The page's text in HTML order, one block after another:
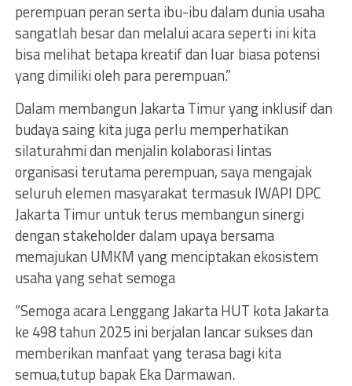
perempuan peran serta ibu-ibu dalam dunia usaha
sangatlah besar dan melalui acara seperti ini kita
bisa melihat betapa kreatif dan luar biasa potensi
yang dimiliki oleh para perempuan.”
Dalam membangun Jakarta Timur yang inklusif dan
budaya saing kita juga perlu memperhatikan
silaturahmi dan menjalin kolaborasi lintas
organisasi terutama perempuan, saya mengajak
seluruh elemen masyarakat termasuk IWAPI DPC
Jakarta Timur untuk terus membangun sinergi
dengan stakeholder dalam upaya bersama
memajukan UMKM yang menciptakan ekosistem
usaha yang sehat semoga
“Semoga acara Lenggang Jakarta HUT kota Jakarta
ke 498 tahun 2025 ini berjalan lancar sukses dan
memberikan manfaat yang terasa bagi kita
semua,tutup bapak Eka Darmawan.